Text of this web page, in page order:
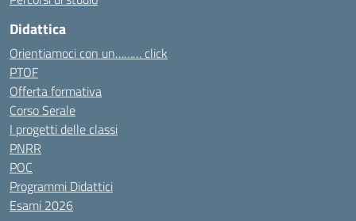
Didattica
Orientiamoci con un……… click
PTOF
Offerta formativa
Corso Serale
I progetti delle classi
PNRR
POC
Programmi Didattici
Esami 2026